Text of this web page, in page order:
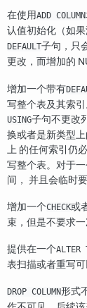
在使用ADD COLUMN
认值初始化（如
DEFAULT子句，只
更改，而增加的
增加一个带有
写整个表及其索
USING子句不更改
换或者是新类型
上 的任何索引仍
写整个表。对于
间， 并且会临时
增加一个CHECK或
束，但是不要求一
提供在一个ALTER
表扫描或者重写可
DROP COLUMN形式